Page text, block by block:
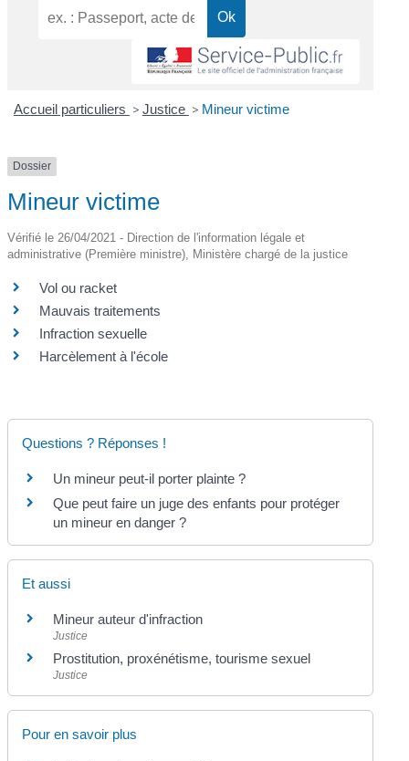
Accueil particuliers > Justice > Mineur victime
Dossier
Mineur victime
Vérifié le 26/04/2021 - Direction de l'information légale et
administrative (Première ministre), Ministère chargé de la justice
Vol ou racket
Mauvais traitements
Infraction sexuelle
Harcèlement à l'école
Questions ? Réponses !
Un mineur peut-il porter plainte ?
Que peut faire un juge des enfants pour protéger
un mineur en danger ?
Et aussi
Mineur auteur d'infraction
Justice
Prostitution, proxénétisme, tourisme sexuel
Justice
Pour en savoir plus